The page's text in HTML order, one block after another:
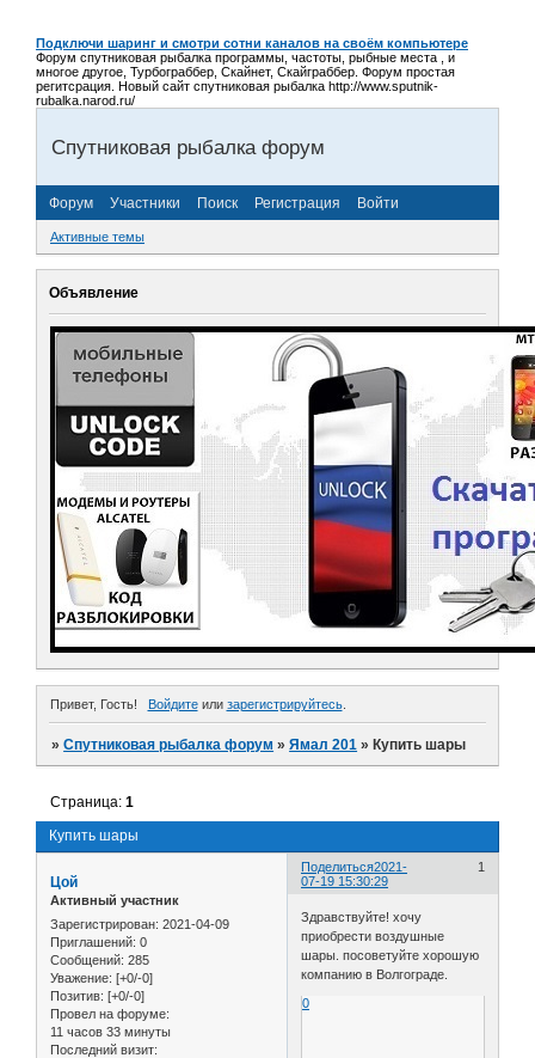
Подключи шаринг и смотри сотни каналов на своём компьютере
Форум спутниковая рыбалка программы, частоты, рыбные места , и
многое другое, Турбограббер, Скайнет, Скайграббер. Форум простая
регитсрация. Новый сайт спутниковая рыбалка http://www.sputnik-
rubalka.narod.ru/
Спутниковая рыбалка форум
Форум Участники Поиск Регистрация Войти
Активные темы
Объявление
Привет, Гость! Войдитеили зарегистрируйтесь.
»Спутниковая рыбалка форум »Ямал 201 » Купить шары
Купить шары
Страница:1
Поделиться 1
2021-
07-19 15:30:29
Цой
Активный участник
Зарегистрирован: 2021-04-09
Приглашений: 0
Сообщений: 285
Уважение: [+0/-0]
Позитив: [+0/-0]
Провел на форуме:
11 часов 33 минуты
Последний визит:
Здравствуйте! хочу
приобрести воздушные
шары. посоветуйте хорошую
компанию в Волгограде.
0